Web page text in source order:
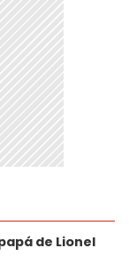
de Lionel